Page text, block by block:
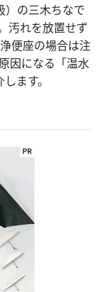
）の三木ちなで
汚れを放置せず
便座の場合は注
因になる「温水
ます。